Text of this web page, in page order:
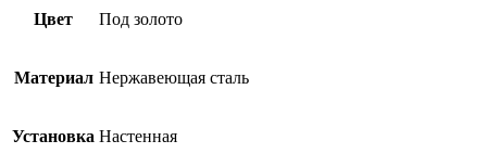
Цвет Под золото
Материал Нержавеющая сталь
Установка Настенная